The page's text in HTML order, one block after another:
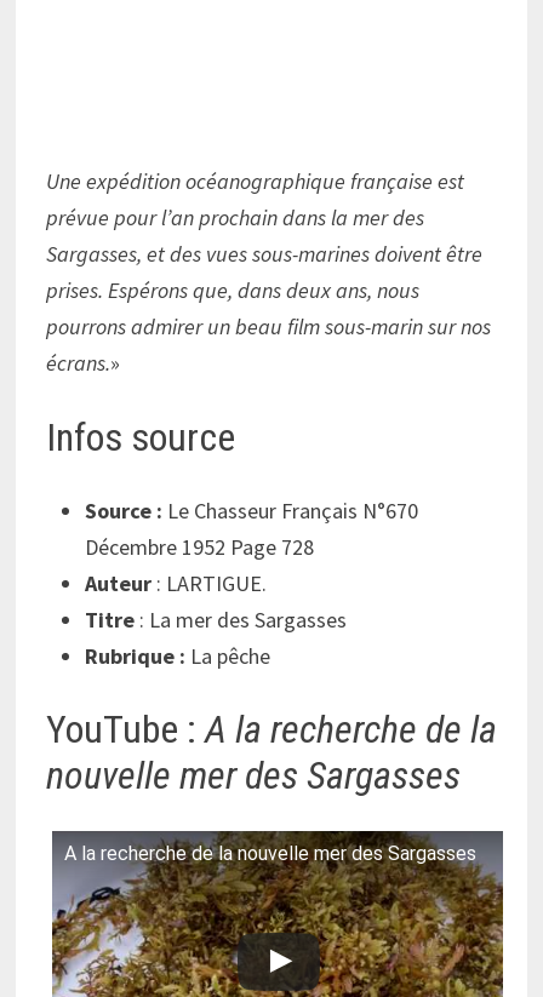
Une expédition océanographique française est
prévue pour l’an prochain dans la mer des
Sargasses, et des vues sous-marines doivent être
prises. Espérons que, dans deux ans, nous
pourrons admirer un beau film sous-marin sur nos
écrans.»
Infos source
Source : Le Chasseur Français N°670
Décembre 1952 Page 728
Auteur: LARTIGUE.
Titre : La mer des Sargasses
Rubrique : La pêche
YouTube :A la recherche de la
nouvelle mer des Sargasses
A la recherche de la nouvelle mer des Sargasses